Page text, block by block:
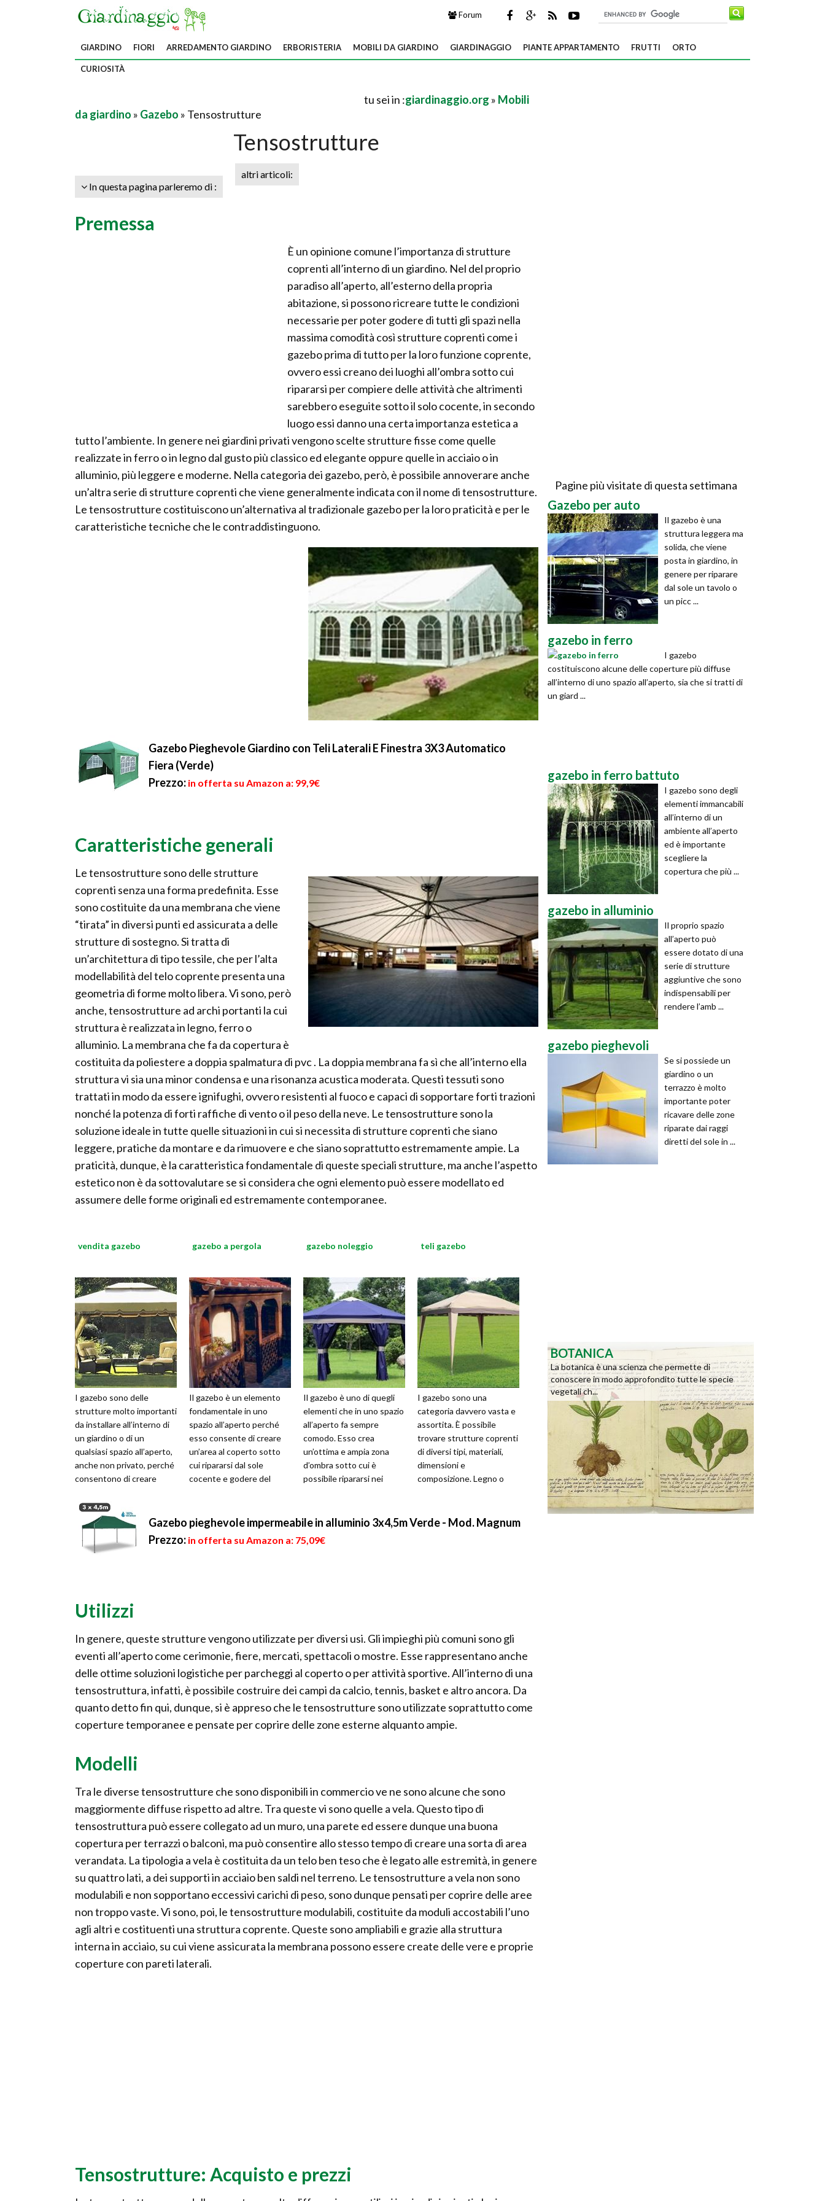
Forum
GIARDINO FIORI ARREDAMENTO GIARDINO ERBORISTERIA MOBILI DA GIARDINO GIARDINAGGIO PIANTE APPARTAMENTO FRUTTI ORTO
CURIOSITÀ
tu sei in :giardinaggio.org » Mobili
da giardino » Gazebo » Tensostrutture
Tensostrutture
In questa pagina parleremo di :
altri articoli:
Premessa
È un opinione comune l’importanza di strutture
coprenti all’interno di un giardino. Nel del proprio
paradiso all’aperto, all’esterno della propria
abitazione, si possono ricreare tutte le condizioni
necessarie per poter godere di tutti gli spazi nella
massima comodità così strutture coprenti come i
gazebo prima di tutto per la loro funzione coprente,
ovvero essi creano dei luoghi all’ombra sotto cui
ripararsi per compiere delle attività che altrimenti
sarebbero eseguite sotto il solo cocente, in secondo
luogo essi danno una certa importanza estetica a
tutto l’ambiente. In genere nei giardini privati vengono scelte strutture fisse come quelle
realizzate in ferro o in legno dal gusto più classico ed elegante oppure quelle in acciaio o in
alluminio, più leggere e moderne. Nella categoria dei gazebo, però, è possibile annoverare anche
un’altra serie di strutture coprenti che viene generalmente indicata con il nome di tensostrutture.
Le tensostrutture costituiscono un’alternativa al tradizionale gazebo per la loro praticità e per le
caratteristiche tecniche che le contraddistinguono.
Gazebo Pieghevole Giardino con Teli Laterali E Finestra 3X3 Automatico
Fiera (Verde)
Prezzo: in offerta su Amazon a: 99,9€
Caratteristiche generali
Le tensostrutture sono delle strutture
coprenti senza una forma predefinita. Esse
sono costituite da una membrana che viene
“tirata” in diversi punti ed assicurata a delle
strutture di sostegno. Si tratta di
un’architettura di tipo tessile, che per l’alta
modellabilità del telo coprente presenta una
geometria di forme molto libera. Vi sono, però
anche, tensostrutture ad archi portanti la cui
struttura è realizzata in legno, ferro o
alluminio. La membrana che fa da copertura è
costituita da poliestere a doppia spalmatura di pvc . La doppia membrana fa sì che all’interno ella
struttura vi sia una minor condensa e una risonanza acustica moderata. Questi tessuti sono
trattati in modo da essere ignifughi, ovvero resistenti al fuoco e capaci di sopportare forti trazioni
nonché la potenza di forti raffiche di vento o il peso della neve. Le tensostrutture sono la
soluzione ideale in tutte quelle situazioni in cui si necessita di strutture coprenti che siano
leggere, pratiche da montare e da rimuovere e che siano soprattutto estremamente ampie. La
praticità, dunque, è la caratteristica fondamentale di queste speciali strutture, ma anche l’aspetto
estetico non è da sottovalutare se si considera che ogni elemento può essere modellato ed
assumere delle forme originali ed estremamente contemporanee.
vendita gazebo
I gazebo sono delle
strutture molto importanti
da installare all’interno di
un giardino o di un
qualsiasi spazio all’aperto,
anche non privato, perché
consentono di creare
...
gazebo a pergola
Il gazebo è un elemento
fondamentale in uno
spazio all’aperto perché
esso consente di creare
un’area al coperto sotto
cui ripararsi dal sole
cocente e godere del
gazebo noleggio
Il gazebo è uno di quegli
elementi che in uno spazio
all’aperto fa sempre
comodo. Esso crea
un’ottima e ampia zona
d’ombra sotto cui è
possibile ripararsi nei
teli gazebo
I gazebo sono una
categoria davvero vasta e
assortita. È possibile
trovare strutture coprenti
di diversi tipi, materiali,
dimensioni e
composizione. Legno o
Gazebo pieghevole impermeabile in alluminio 3x4,5m Verde - Mod. Magnum
Prezzo: in offerta su Amazon a: 75,09€
Utilizzi
In genere, queste strutture vengono utilizzate per diversi usi. Gli impieghi più comuni sono gli
eventi all’aperto come cerimonie, fiere, mercati, spettacoli o mostre. Esse rappresentano anche
delle ottime soluzioni logistiche per parcheggi al coperto o per attività sportive. All’interno di una
tensostruttura, infatti, è possibile costruire dei campi da calcio, tennis, basket e altro ancora. Da
quanto detto fin qui, dunque, si è appreso che le tensostrutture sono utilizzate soprattutto come
coperture temporanee e pensate per coprire delle zone esterne alquanto ampie.
Modelli
Tra le diverse tensostrutture che sono disponibili in commercio ve ne sono alcune che sono
maggiormente diffuse rispetto ad altre. Tra queste vi sono quelle a vela. Questo tipo di
tensostruttura può essere collegato ad un muro, una parete ed essere dunque una buona
copertura per terrazzi o balconi, ma può consentire allo stesso tempo di creare una sorta di area
verandata. La tipologia a vela è costituita da un telo ben teso che è legato alle estremità, in genere
su quattro lati, a dei supporti in acciaio ben saldi nel terreno. Le tensostrutture a vela non sono
modulabili e non sopportano eccessivi carichi di peso, sono dunque pensati per coprire delle aree
non troppo vaste. Vi sono, poi, le tensostrutture modulabili, costituite da moduli accostabili l’uno
agli altri e costituenti una struttura coprente. Queste sono ampliabili e grazie alla struttura
interna in acciaio, su cui viene assicurata la membrana possono essere create delle vere e proprie
coperture con pareti laterali.
Tensostrutture: Acquisto e prezzi
Pagine più visitate di questa settimana
Gazebo per auto
Il gazebo è una
struttura leggera ma
solida, che viene
posta in giardino, in
genere per riparare
dal sole un tavolo o
un picc ...
gazebo in ferro
I gazebo
costituiscono alcune delle coperture più diffuse
all’interno di uno spazio all’aperto, sia che si tratti di
un giard ...
gazebo in ferro battuto
I gazebo sono degli
elementi immancabili
all’interno di un
ambiente all’aperto
ed è importante
scegliere la
copertura che più ...
gazebo in alluminio
Il proprio spazio
all’aperto può
essere dotato di una
serie di strutture
aggiuntive che sono
indispensabili per
rendere l’amb ...
gazebo pieghevoli
Se si possiede un
giardino o un
terrazzo è molto
importante poter
ricavare delle zone
riparate dai raggi
diretti del sole in ...
BOTANICA
La botanica è una scienza che permette di
conoscere in modo approfondito tutte le specie
vegetali ch...